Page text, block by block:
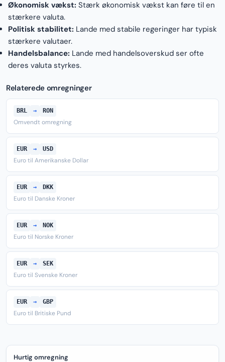
Økonomisk vækst: Stærk økonomisk vækst kan føre til en
stærkere valuta.
Politisk stabilitet: Lande med stabile regeringer har typisk
stærkere valutaer.
Handelsbalance: Lande med handelsoverskud ser ofte
deres valuta styrkes.
Relaterede omregninger
BRL → RON
Omvendt omregning
EUR → USD
Euro til Amerikanske Dollar
EUR → DKK
Euro til Danske Kroner
EUR → NOK
Euro til Norske Kroner
EUR → SEK
Euro til Svenske Kroner
EUR → GBP
Euro til Britiske Pund
Hurtig omregning